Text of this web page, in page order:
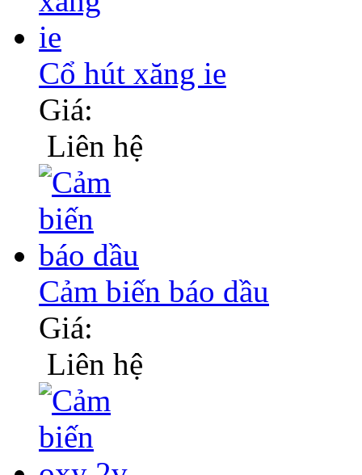
Cổ hút xăng ie
Giá:
Liên hệ
Cảm biến báo dầu
Giá:
Liên hệ